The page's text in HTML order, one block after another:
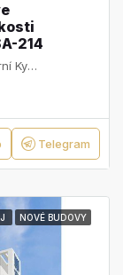
214
Iskele, Famagusta, Turecká republika Severní Kypr, Kypr
Telegram
NOVÉ BUDOVY